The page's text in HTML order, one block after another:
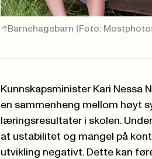
Barnehagebarn (Foto:
Kunnskapsminister Kari Nessa
en sammenheng mellom høyt
læringsresultater i skolen.
at ustabilitet og mangel på
utvikling negativt. Dette kan